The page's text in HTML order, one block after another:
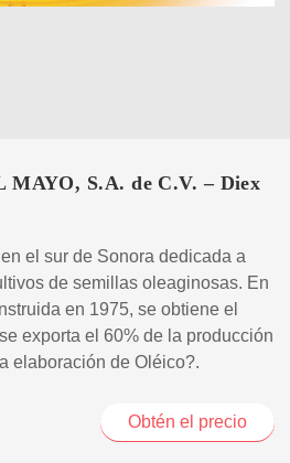
MAYO, S.A. de C.V. – Diex
el sur de Sonora dedicada a
de semillas oleaginosas. En
en 1975, se obtiene el
exporta el 60% de la producción
elaboración de Oléico?.
Obtén el precio